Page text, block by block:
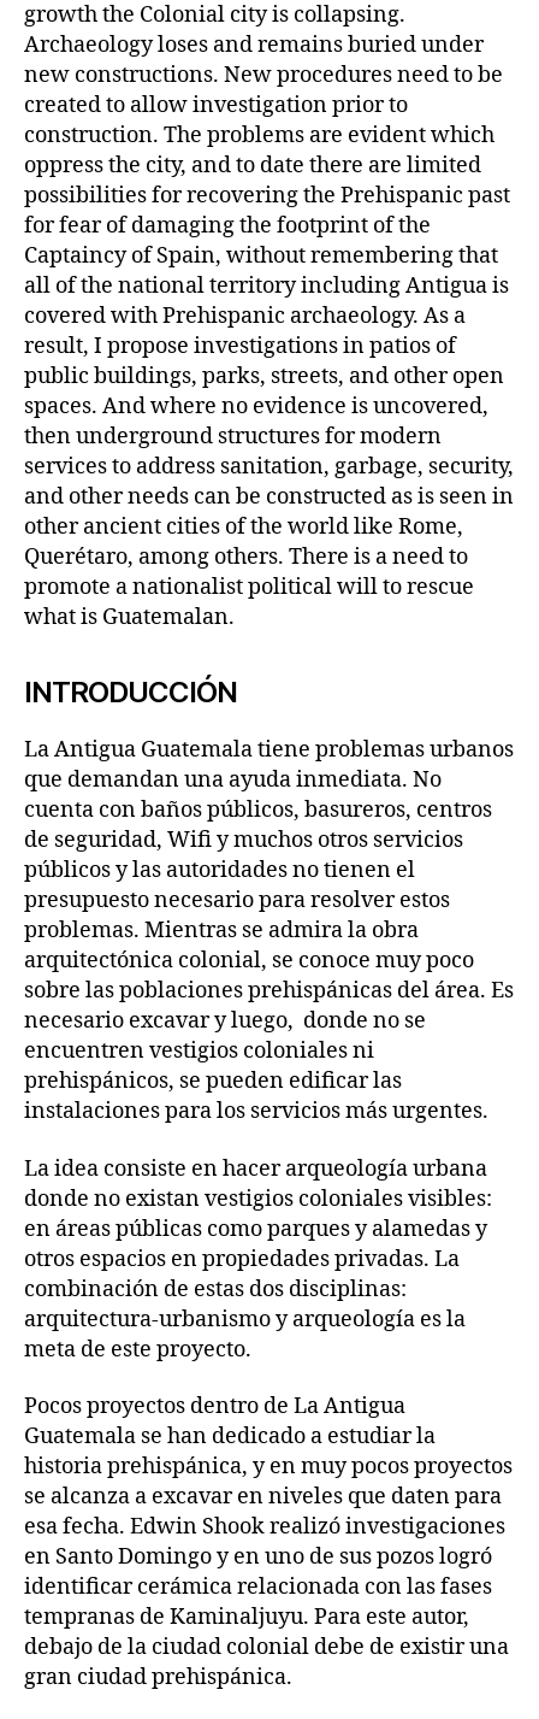
growth the Colonial city is collapsing.
Archaeology loses and remains buried under
new constructions. New procedures need to be
created to allow investigation prior to
construction. The problems are evident which
oppress the city, and to date there are limited
possibilities for recovering the Prehispanic past
for fear of damaging the footprint of the
Captaincy of Spain, without remembering that
all of the national territory including Antigua is
covered with Prehispanic archaeology. As a
result, I propose investigations in patios of
public buildings, parks, streets, and other open
spaces. And where no evidence is uncovered,
then underground structures for modern
services to address sanitation, garbage, security,
and other needs can be constructed as is seen in
other ancient cities of the world like Rome,
Querétaro, among others. There is a need to
promote a nationalist political will to rescue
what is Guatemalan.
INTRODUCCIÓN
La Antigua Guatemala tiene problemas urbanos
que demandan una ayuda inmediata. No
cuenta con baños públicos, basureros, centros
de seguridad, Wifi y muchos otros servicios
públicos y las autoridades no tienen el
presupuesto necesario para resolver estos
problemas. Mientras se admira la obra
arquitectónica colonial, se conoce muy poco
sobre las poblaciones prehispánicas del área. Es
necesario excavar y luego, donde no se
encuentren vestigios coloniales ni
prehispánicos, se pueden edificar las
instalaciones para los servicios más urgentes.
La idea consiste en hacer arqueología urbana
donde no existan vestigios coloniales visibles:
en áreas públicas como parques y alamedas y
otros espacios en propiedades privadas. La
combinación de estas dos disciplinas:
arquitectura-urbanismo y arqueología es la
meta de este proyecto.
Pocos proyectos dentro de La Antigua
Guatemala se han dedicado a estudiar la
historia prehispánica, y en muy pocos proyectos
se alcanza a excavar en niveles que daten para
esa fecha. Edwin Shook realizó investigaciones
en Santo Domingo y en uno de sus pozos logró
identificar cerámica relacionada con las fases
tempranas de Kaminaljuyu. Para este autor,
debajo de la ciudad colonial debe de existir una
gran ciudad prehispánica.